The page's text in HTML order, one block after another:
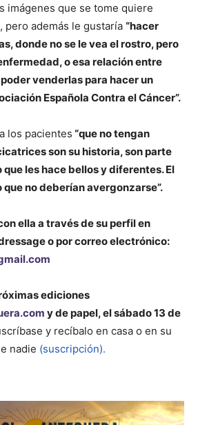
imágenes que se tome quiere
pero además le gustaría “hacer
donde no se le vea el rostro, pero
o esa relación entre
venderlas para hacer un
Española Contra el Cáncer”.
los pacientes “que no tengan
son su historia, son parte
que les hace bellos y diferentes. El
no deberían avergonzarse”.
ella a través de su perfil en
o por correo electrónico:
ediciones
y de papel, el sábado 13 de
y recíbalo en casa o en su
nadie (suscripción).